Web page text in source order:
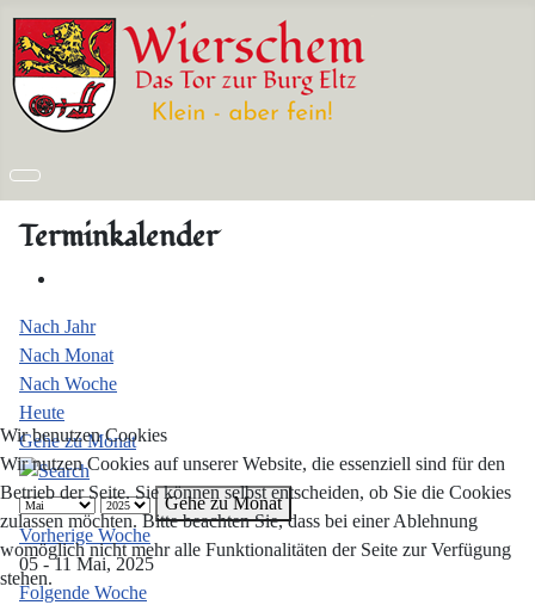
Terminkalender
Nach Jahr
Nach Monat
Nach Woche
Heute
Gehe zu Monat
Gehe zu Monat
Vorherige Woche
05 - 11 Mai, 2025
Folgende Woche
Wir benutzen Cookies
Wir nutzen Cookies auf unserer Website, die essenziell sind für den
Betrieb der Seite. Sie können selbst entscheiden, ob Sie die Cookies
zulassen möchten. Bitte beachten Sie, dass bei einer Ablehnung
womöglich nicht mehr alle Funktionalitäten der Seite zur Verfügung
stehen.